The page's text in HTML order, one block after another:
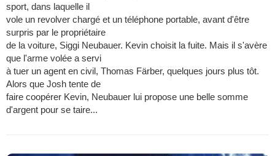
sport, dans laquelle il
vole un revolver chargé et un téléphone portable, avant d'être
surpris par le propriétaire
de la voiture, Siggi Neubauer. Kevin choisit la fuite. Mais il s'avère
que l'arme volée a servi
à tuer un agent en civil, Thomas Färber, quelques jours plus tôt.
Alors que Josh tente de
faire coopérer Kevin, Neubauer lui propose une belle somme
d'argent pour se taire...